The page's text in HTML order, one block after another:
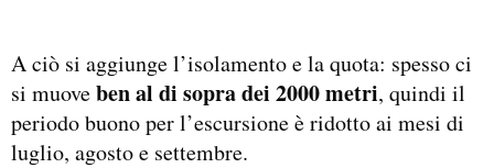
A ciò si aggiunge l’isolamento e la quota: spesso ci
si muoveben al di sopra dei 2000 metri, quindi il
periodo buono per l’escursione è ridotto ai mesi di
luglio, agosto e settembre.